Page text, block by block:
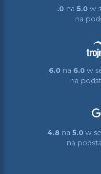
.0na 5.0w
na
6.0na 6.0w
na
4.8 na 5.0w
na